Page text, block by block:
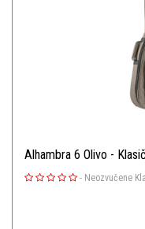
Alhambra 6 Olivo -
- Neozvučene